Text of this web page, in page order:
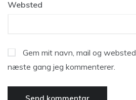
Websted
Gem mit navn, mail og
næste gang jeg kommenterer.